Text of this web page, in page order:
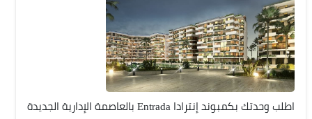
اطلب وحدتك بكمبوند إنترادا Entrada بالعاصمة الإدارية الجديدة